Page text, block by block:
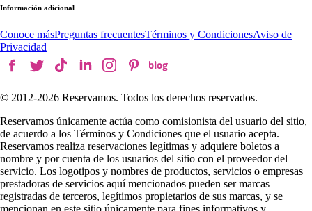
Información adicional
Conoce másPreguntas frecuentesTérminos y CondicionesAviso de
Privacidad
© 2012-2026 Reservamos. Todos los derechos reservados.
Reservamos únicamente actúa como comisionista del usuario del sitio,
de acuerdo a los Términos y Condiciones que el usuario acepta.
Reservamos realiza reservaciones legítimas y adquiere boletos a
nombre y por cuenta de los usuarios del sitio con el proveedor del
servicio. Los logotipos y nombres de productos, servicios o empresas
prestadoras de servicios aquí mencionados pueden ser marcas
registradas de terceros, legítimos propietarios de sus marcas, y se